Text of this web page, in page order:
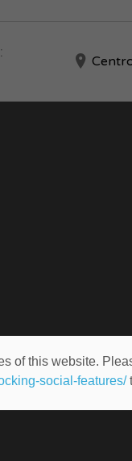
of this website.
social-features/